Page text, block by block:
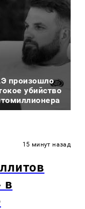
произошло
убийство
15 минут назад
в